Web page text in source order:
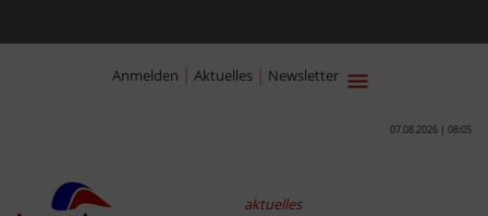
Anmelden | Aktuelles | Newsletter
07.08.2026 | 08:05
aktuelles